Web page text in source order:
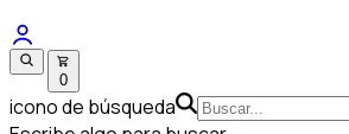
0
icono de búsqueda